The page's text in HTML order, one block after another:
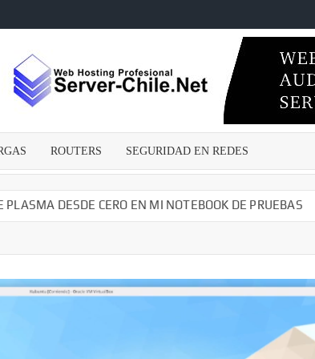
–
Dvr –
ROUTERS SEGURIDAD EN REDES
DESDE CERO EN MI NOTEBOOK DE PRUEBAS